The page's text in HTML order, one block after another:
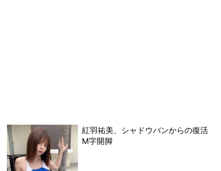
紅羽祐美、シャドウバンからの復活
M字開脚